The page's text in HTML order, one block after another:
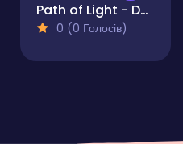
Path of Light - Dark Traps Level Devil Puzzle 2D
0 (0 Голосів)